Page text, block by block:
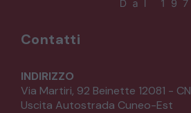
Contatti
INDIRIZZO
Via Martiri, 92 Beinette 12081 - CN
Uscita Autostrada Cuneo-Est